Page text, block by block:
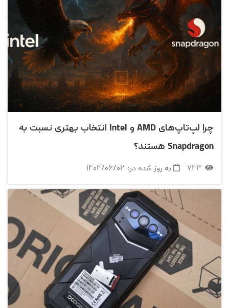
چرا لپ‌تاپ‌های AMD و Intel انتخاب بهتری نسبت به
Snapdragon هستند؟
۷۴۳ به روز شده در: ۱۴۰۴/۰۶/۰۲